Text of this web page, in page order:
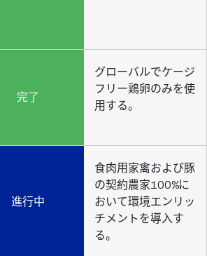
完了
グローバルでケージ
フリー鶏卵のみを使
用する。
進行中
食肉用家禽および豚
の契約農家100%に
おいて環境エンリッ
チメントを導入す
る。